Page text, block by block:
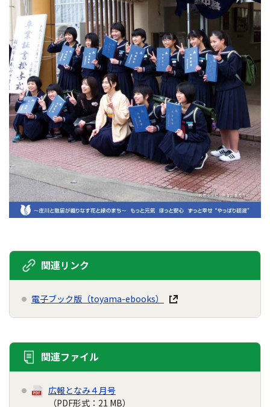
関連リンク
電子ブック版（toyama-ebooks）
関連ファイル
広報となみ４月号
（PDF形式：21 MB）